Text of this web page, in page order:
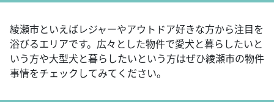
綾瀬市といえばレジャーやアウトドア好きな方から注目を
浴びるエリアです。広々とした物件で愛犬と暮らしたいと
いう方や大型犬と暮らしたいという方はぜひ綾瀬市の物件
事情をチェックしてみてください。